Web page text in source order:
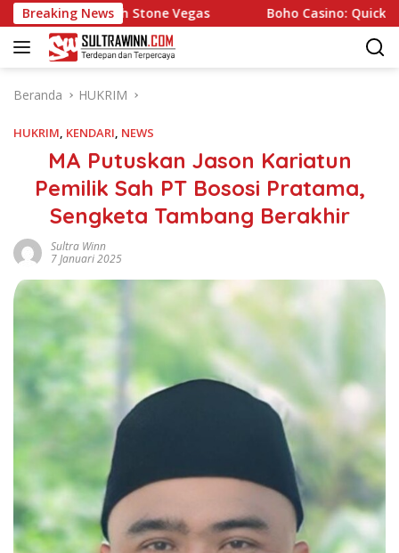
Langsung
ke
konten
Breaking News
with Stone Vegas Boho Casino: Quick Play and
Beranda HUKRIM
HUKRIM, KENDARI, NEWS
MA Putuskan Jason Kariatun
Pemilik Sah PT Bososi Pratama,
Sengketa Tambang Berakhir
Sultra Winn
7 Januari 2025